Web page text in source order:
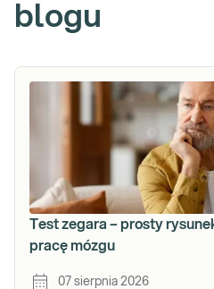
blogu
Test zegara – prosty
pracę mózgu
07 sierpnia 2026